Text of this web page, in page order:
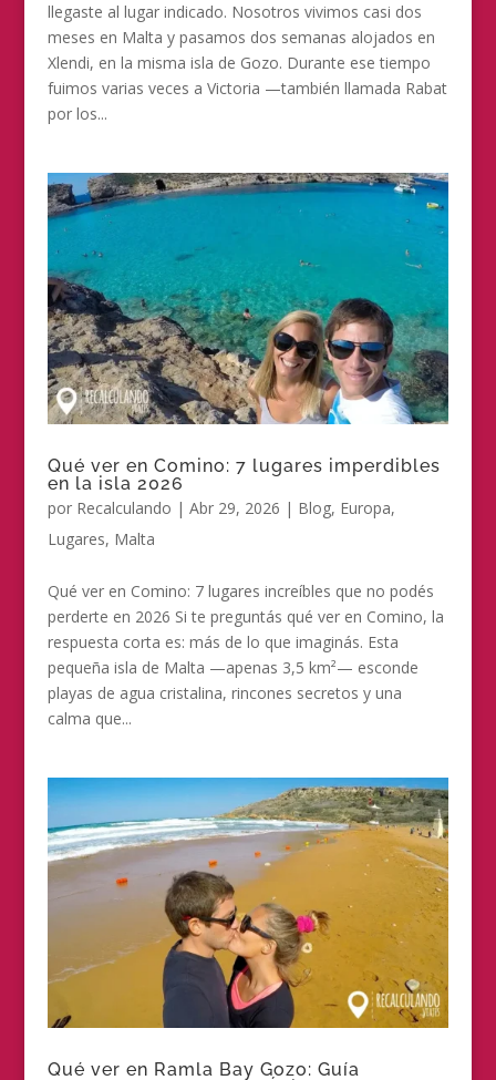
llegaste al lugar indicado. Nosotros vivimos casi dos
meses en Malta y pasamos dos semanas alojados en
Xlendi, en la misma isla de Gozo. Durante ese tiempo
fuimos varias veces a Victoria —también llamada Rabat
por los...
Qué ver en Comino: 7 lugares imperdibles
en la isla 2026
por Recalculando | Abr 29, 2026 | Blog, Europa,
Lugares, Malta
Qué ver en Comino: 7 lugares increíbles que no podés
perderte en 2026 Si te preguntás qué ver en Comino, la
respuesta corta es: más de lo que imaginás. Esta
pequeña isla de Malta —apenas 3,5 km²— esconde
playas de agua cristalina, rincones secretos y una
calma que...
Qué ver en Ramla Bay Gozo: Guía